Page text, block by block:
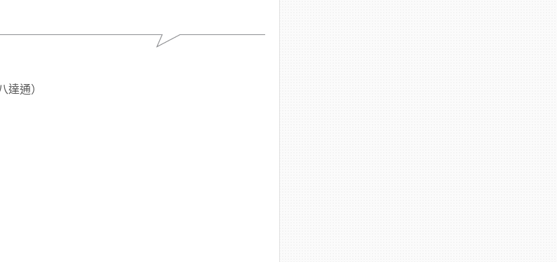
通）